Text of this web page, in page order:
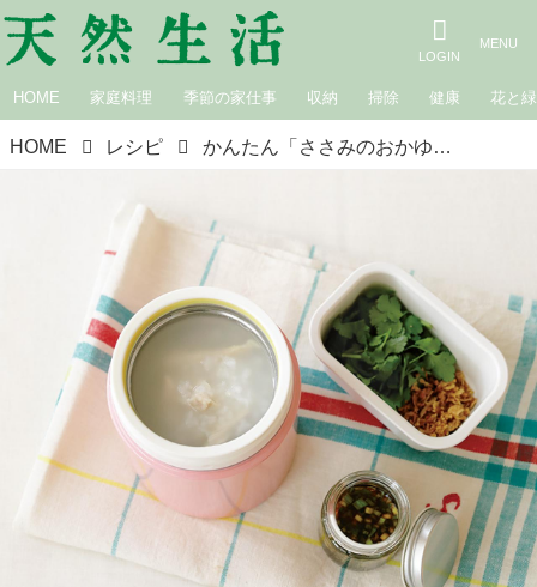
HOME 家庭料理 季節の家仕事 収納 掃除 健康 花と緑
HOME レシピ かんたん「ささみのおかゆ弁当」のつくり方。スープジャーに入れておけばお昼に食べ頃！特製ねぎだれでいただくあったか弁当／料理家・瀬戸口しおりさん